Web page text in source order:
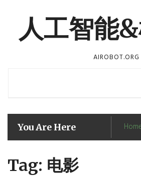
content人工智能
AIROBOT.ORG
You Are Here
Tag: 电影